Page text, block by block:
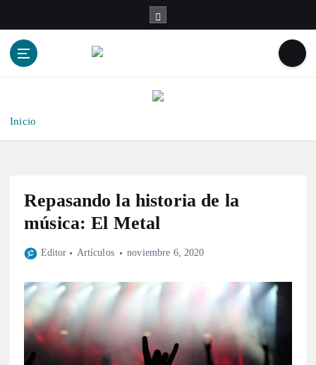
Inicio
Repasando la historia de la
música: El Metal
Editor Artículos noviembre 6, 2020